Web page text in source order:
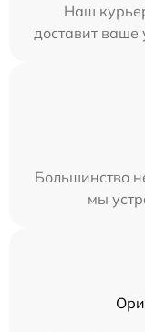
Наш
доставит ваше
Большинство
мы